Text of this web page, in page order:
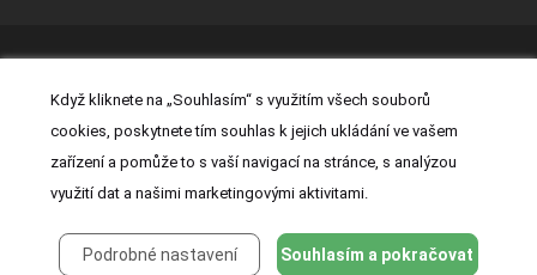
Právní prohlášení|Prohlášení o cookies|Nastavení cookies
Kontakt|Zásady zpracování osobních údajů
Když kliknete na „Souhlasím“ s využitím všech souborů
cookies, poskytnete tím souhlas k jejich ukládání ve vašem
zařízení a pomůže to s vaší navigací na stránce, s analýzou
využití dat a našimi marketingovými aktivitami.
Podrobné nastavení Souhlasím a pokračovat